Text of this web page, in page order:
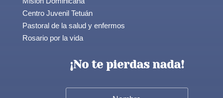
Centro Juvenil Tetuán
Pastoral de la salud y enfermos
Rosario por la vida
¡No te pierdas nada!